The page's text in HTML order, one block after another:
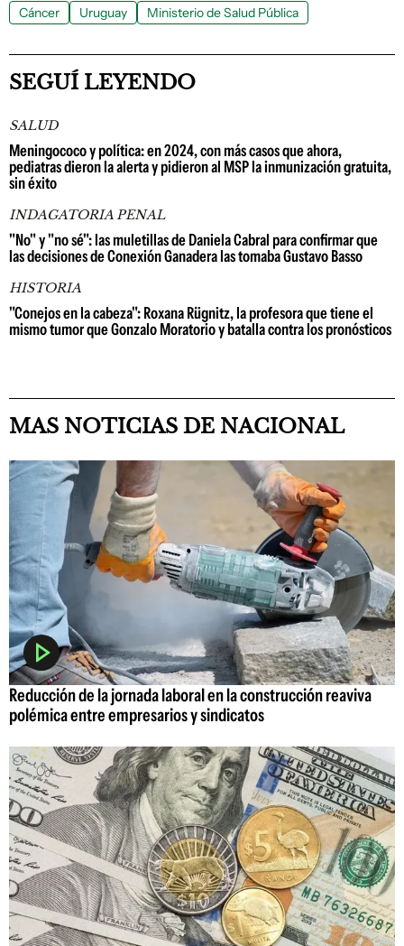
Cáncer Uruguay Ministerio de Salud Pública
SEGUÍ LEYENDO
SALUD
Meningococo y política: en 2024, con más casos que ahora,
pediatras dieron la alerta y pidieron al MSP la inmunización gratuita,
sin éxito
INDAGATORIA PENAL
"No" y "no sé": las muletillas de Daniela Cabral para confirmar que
las decisiones de Conexión Ganadera las tomaba Gustavo Basso
HISTORIA
"Conejos en la cabeza": Roxana Rügnitz, la profesora que tiene el
mismo tumor que Gonzalo Moratorio y batalla contra los pronósticos
MAS NOTICIAS DE NACIONAL
Reducción de la jornada laboral en la construcción reaviva
polémica entre empresarios y sindicatos